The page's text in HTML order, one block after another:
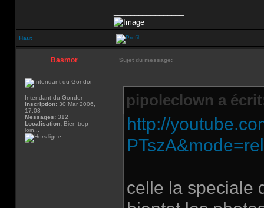
Haut
Basmor Sujet du message:
Intendant du Gondor
Inscription: 30 Mar 2006,
17:03
Messages: 312
Localisation: Bien trop
loin...
pipoleclown a
http://
celle la speciale